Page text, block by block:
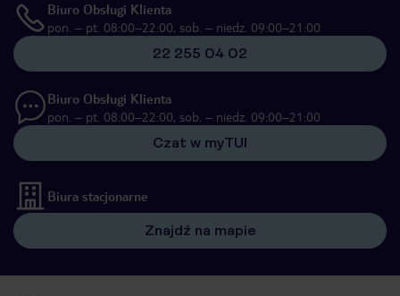
Biuro Obsługi Klienta
pon. – pt. 08:00–22:00, sob. – niedz. 09:00–21:00
22 255 04 02
Biuro Obsługi Klienta
pon. – pt. 08:00–22:00, sob. – niedz. 09:00–21:00
Czat w myTUI
Biura stacjonarne
Znajdź na mapie